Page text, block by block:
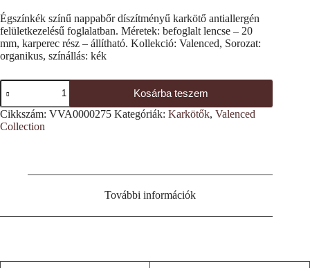
Égszínkék színű nappabőr díszítményű karkötő antiallergén
felületkezelésű foglalatban. Méretek: befoglalt lencse – 20
mm, karperec rész – állítható. Kollekció: Valenced, Sorozat:
organikus, színállás: kék
Égszínkék
bőrbetétes
karkötő
mennyiség
Kosárba teszem
Cikkszám: VVA0000275 Kategóriák: Karkötők, Valenced
Collection
További információk